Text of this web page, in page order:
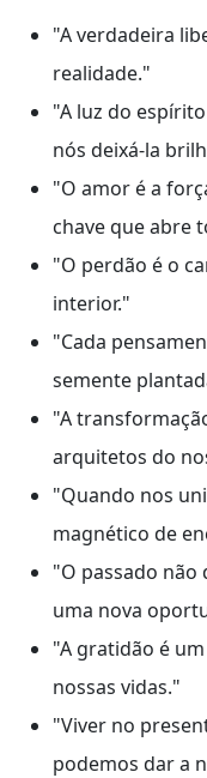
"A verdadeira
realidade."
"A luz do
nós deixá-la
"O amor é a
chave que abre
"O perdão é o
interior."
"Cada
semente
"A
arquitetos do
"Quando nos
magnético de
"O passado não
uma nova
"A gratidão é
nossas vidas."
"Viver no
podemos dar a